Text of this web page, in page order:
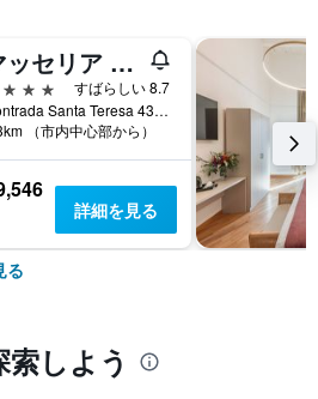
マッセリア サンタ テレサ
星
すばらしい 8.7
Contrada Santa Teresa 43-44, モノーポリ, バーリ県, イタリア
（市内中心部から）
詳細を見る
る
しよう